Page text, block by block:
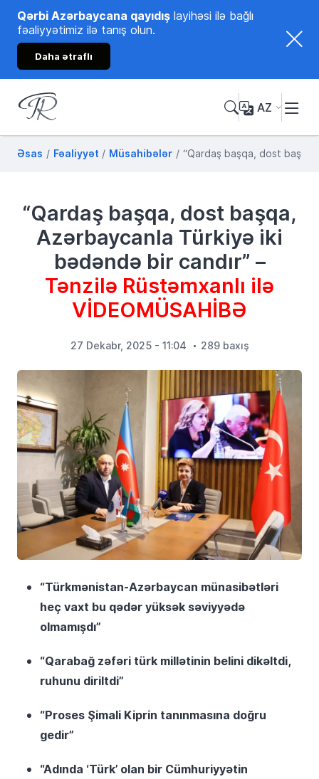
Qərbi Azərbaycana qayıdış layihəsi ilə bağlı
fəaliyyətimiz ilə tanış olun.
Daha ətraflı
Tənzilə Rüstəmxanlı
AZ
Əsas Fəaliyyət Müsahibələr “Qardaş başqa, dost başqa,
“Qardaş başqa, dost başqa,
Azərbaycanla Türkiyə iki
bədəndə bir candır” –
Tənzilə Rüstəmxanlı ilə
VİDEOMÜSAHİBƏ
27 Dekabr, 2025 - 11:04 289 baxış
“Türkmənistan-Azərbaycan münasibətləri
heç vaxt bu qədər yüksək səviyyədə
olmamışdı”
“Qarabağ zəfəri türk millətinin belini dikəltdi,
ruhunu diriltdi”
“Proses Şimali Kiprin tanınmasına doğru
gedir”
“Adında ‘Türk’ olan bir Cümhuriyyətin